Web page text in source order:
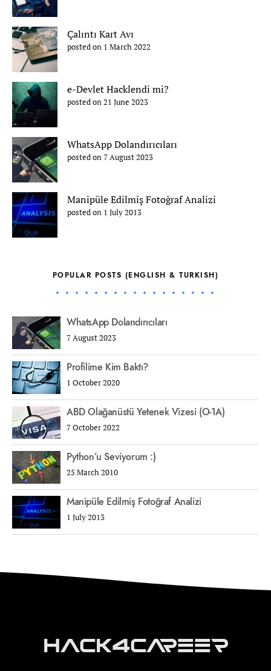
Çalıntı Kart Avı
posted on 1 March 2022
e-Devlet Hacklendi mi?
posted on 21 June 2023
WhatsApp Dolandırıcıları
posted on 7 August 2023
Manipüle Edilmiş Fotoğraf Analizi
posted on 1 July 2013
POPULAR POSTS (ENGLISH & TURKISH)
WhatsApp Dolandırıcıları
7 August 2023
Profilime Kim Baktı?
1 October 2020
ABD Olağanüstü Yetenek Vizesi (O-1A)
7 October 2022
Python’u Seviyorum :)
25 March 2010
Manipüle Edilmiş Fotoğraf Analizi
1 July 2013
Hack4Career